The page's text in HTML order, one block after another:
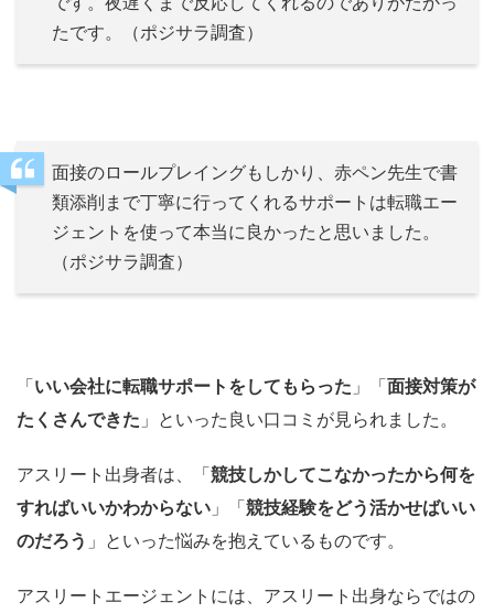
たです。（ポジサラ調査）
面接のロールプレイングもしかり、赤ペン先生で書
類添削まで丁寧に行ってくれるサポートは転職エー
ジェントを使って本当に良かったと思いました。
（ポジサラ調査）
「 いい会社に転職サポートをしてもらった 」「 面接対策が
たくさんできた 」といった良い口コミが見られました。
アスリート出身者は、「 競技しかしてこなかったから何を
すればいいかわからない 」「 競技経験をどう活かせばいい
のだろう 」といった悩みを抱えているものです。
アスリートエージェントには、アスリート出身ならではの